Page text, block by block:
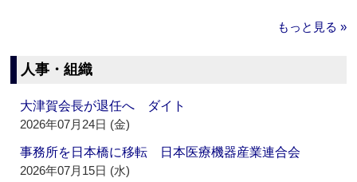
もっと見る »
人事・組織
大津賀会長が退任へ ダイト
2026年07月24日 (金)
事務所を日本橋に移転 日本医療機器産業連合会
2026年07月15日 (水)